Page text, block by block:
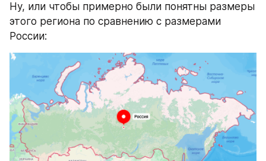
Ну, или чтобы примерно были понятны размеры
этого региона по сравнению с размерами
России: